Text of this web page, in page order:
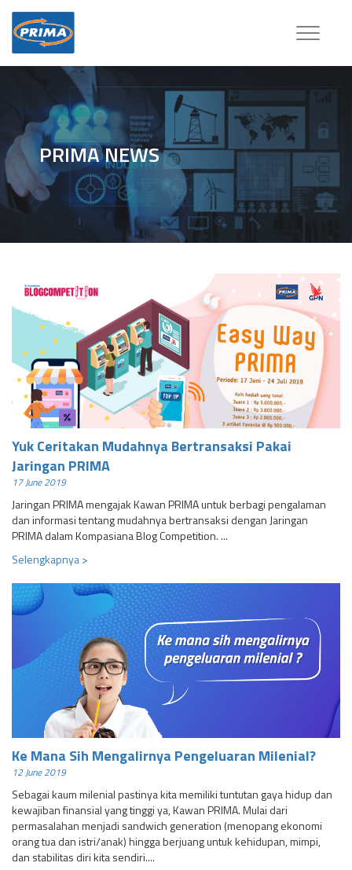
Toggle
PRIMA NEWS
Yuk Ceritakan Mudahnya Bertransaksi Pakai
Jaringan PRIMA
17 June 2019
Jaringan PRIMA mengajak Kawan PRIMA untuk berbagi pengalaman
dan informasi tentang mudahnya bertransaksi dengan Jaringan
PRIMA dalam Kompasiana Blog Competition. ...
Selengkapnya >
Ke Mana Sih Mengalirnya Pengeluaran Milenial?
12 June 2019
Sebagai kaum milenial pastinya kita memiliki tuntutan gaya hidup dan
kewajiban finansial yang tinggi ya, Kawan PRIMA. Mulai dari
permasalahan menjadi sandwich generation (menopang ekonomi
orang tua dan istri/anak) hingga berjuang untuk kehidupan, mimpi,
dan stabilitas diri kita sendiri....